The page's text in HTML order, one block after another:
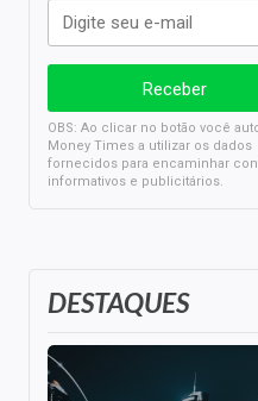
DESTAQUES
OBS: Ao clicar no botão você
Money Times a utilizar os dados
fornecidos para encaminhar
informativos e publicitários.